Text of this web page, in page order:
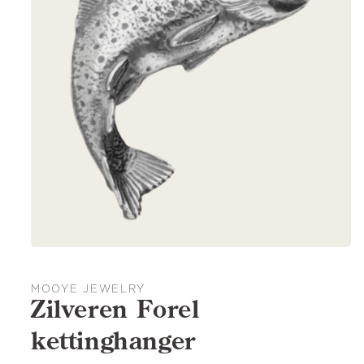
MOOYE JEWELRY
Zilveren Forel
kettinghanger